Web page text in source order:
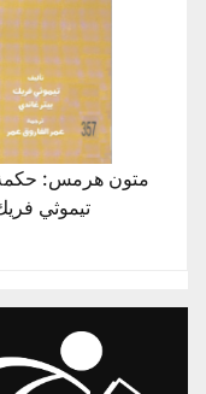
متون هرمس: حكمة
تيموثي